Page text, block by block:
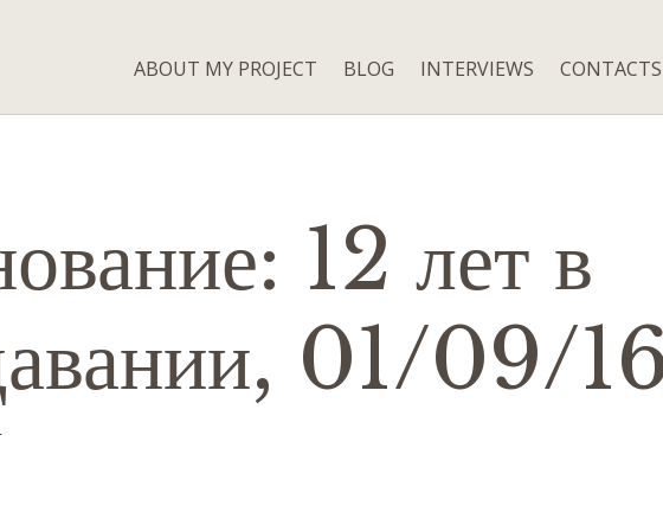
ABOUT MY PROJECT BLOG INTERVIEWS CONTACTS
12 лет в
01/09/